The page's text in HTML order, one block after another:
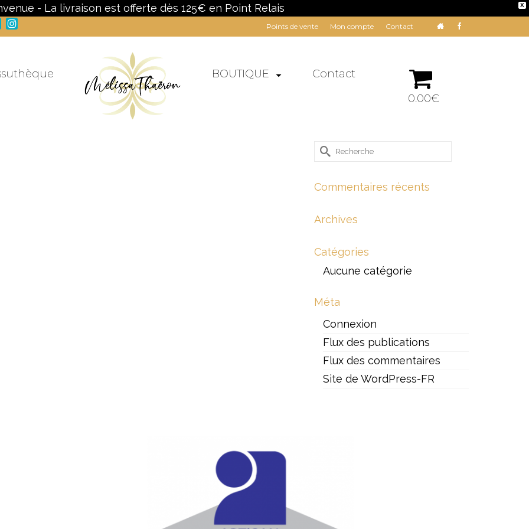
X
- La livraison est offerte dès 125€ en Point Relais
Points de vente Mon compte Contact
Facebook
BOUTIQUE
Contact
0.00€
Rechercher :
Commentaires récents
Archives
Catégories
Aucune catégorie
Méta
Connexion
Flux des publications
Flux des commentaires
Site de WordPress-FR